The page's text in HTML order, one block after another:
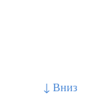
↓ Вниз